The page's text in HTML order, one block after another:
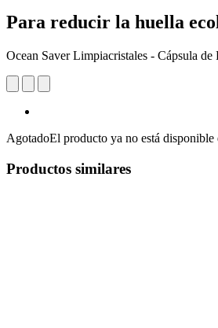
Para reducir la huella
Ocean Saver Limpiacristales - Cápsula de
AgotadoEl producto ya no está disponible
Productos similares